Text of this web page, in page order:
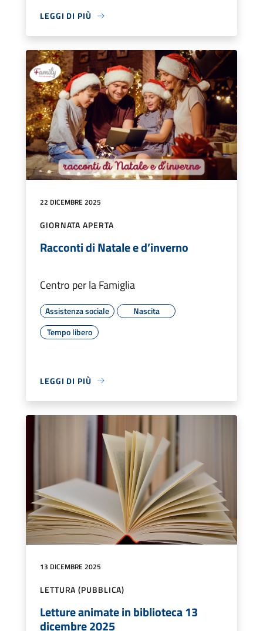
LEGGI DI PIÙ
22 DICEMBRE 2025
GIORNATA APERTA
Racconti di Natale e d’inverno
Centro per la Famiglia
Assistenza sociale
Nascita
Tempo libero
LEGGI DI PIÙ
13 DICEMBRE 2025
LETTURA (PUBBLICA)
Letture animate in biblioteca 13
dicembre 2025